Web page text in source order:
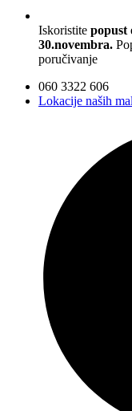
Iskoristite popust
30.novembra.
poručivanje
060 3322 606
Lokacije naših